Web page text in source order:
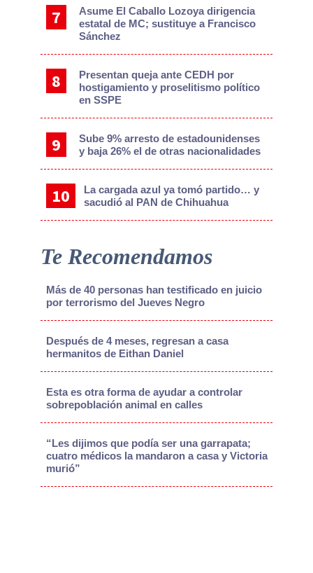
Asume El Caballo Lozoya dirigencia
estatal de MC; sustituye a Francisco
Sánchez
Presentan queja ante CEDH por
hostigamiento y proselitismo político
en SSPE
Sube 9% arresto de estadounidenses
y baja 26% el de otras nacionalidades
La cargada azul ya tomó partido… y
sacudió al PAN de Chihuahua
Te Recomendamos
Más de 40 personas han testificado en juicio
por terrorismo del Jueves Negro
Después de 4 meses, regresan a casa
hermanitos de Eithan Daniel
Esta es otra forma de ayudar a controlar
sobrepoblación animal en calles
“Les dijimos que podía ser una garrapata;
cuatro médicos la mandaron a casa y Victoria
murió”